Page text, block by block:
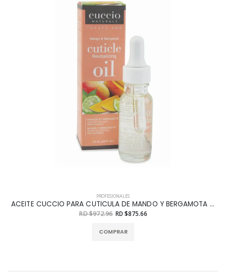
PROFESIONALES
ACEITE CUCCIO PARA CUTICULA DE MANDO Y BERGAMOTA 15 ML
RD $972.96 RD $875.66
COMPRAR